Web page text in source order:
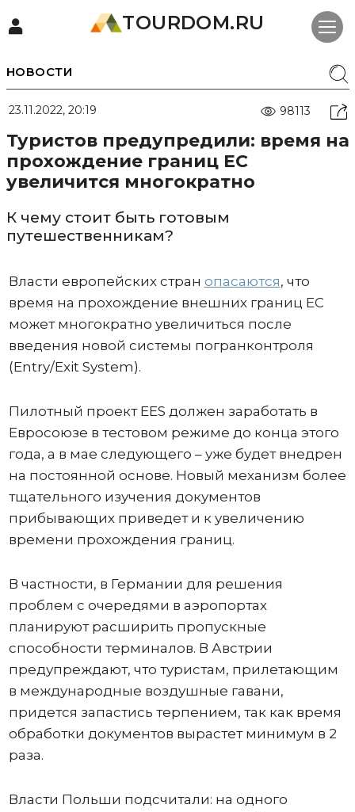
TOURDOM.RU
НОВОСТИ
23.11.2022, 20:19 98113
Туристов предупредили: время на
прохождение границ ЕС
увеличится многократно
К чему стоит быть готовым
путешественникам?
Власти европейских стран опасаются, что
время на прохождение внешних границ ЕС
может многократно увеличиться после
введения новой системы погранконтроля
(Entry/Exit System).
Пилотный проект EES должен заработать в
Евросоюзе в тестовом режиме до конца этого
года, а в мае следующего – уже будет внедрен
на постоянной основе. Новый механизм более
тщательного изучения документов
прибывающих приведет и к увеличению
времени прохождения границ.
В частности, в Германии для решения
проблем с очередями в аэропортах
планируют расширить пропускные
способности терминалов. В Австрии
предупреждают, что туристам, прилетающим
в международные воздушные гавани,
придется запастись терпением, так как время
обработки документов вырастет минимум в 2
раза.
Власти Польши подсчитали: на одного